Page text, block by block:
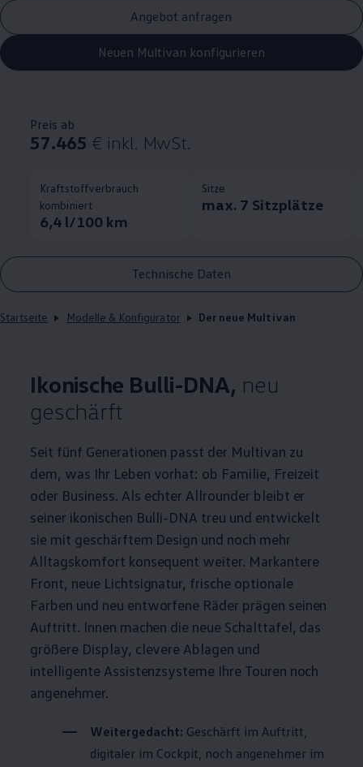
Angebot anfragen
Neuen Multivan konfigurieren
Preis ab
57.465 € inkl. MwSt.
Kraftstoffverbrauch
kombiniert
6,4 l/100 km
Sitze
max. 7 Sitzplätze
Technische Daten
Startseite Modelle & Konfigurator Der neue Multivan
Ikonische Bulli-DNA, neu
geschärft
Seit fünf Generationen passt der Multivan zu
dem, was Ihr Leben vorhat: ob Familie, Freizeit
oder Business. Als echter Allrounder bleibt er
seiner ikonischen Bulli-DNA treu und entwickelt
sie mit geschärftem Design und noch mehr
Alltagskomfort konsequent weiter. Markantere
Front, neue Lichtsignatur, frische optionale
Farben und neu entworfene Räder prägen seinen
Auftritt. Innen machen die neue Schalttafel, das
größere Display, clevere Ablagen und
intelligente Assistenzsysteme Ihre Touren noch
angenehmer.
Weitergedacht: Geschärft im Auftritt,
digitaler im Cockpit, noch angenehmer im